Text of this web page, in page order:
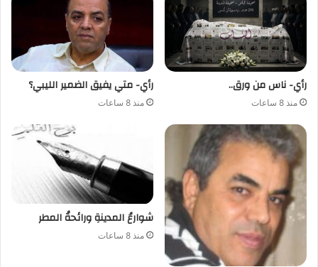
رأي- ناس من ورق..
منذ 8 ساعات
رأي- متي يفيق الضمير الليبي؟
منذ 8 ساعات
شوارعُ المدينةِ ورائحةُ المطر
منذ 8 ساعات